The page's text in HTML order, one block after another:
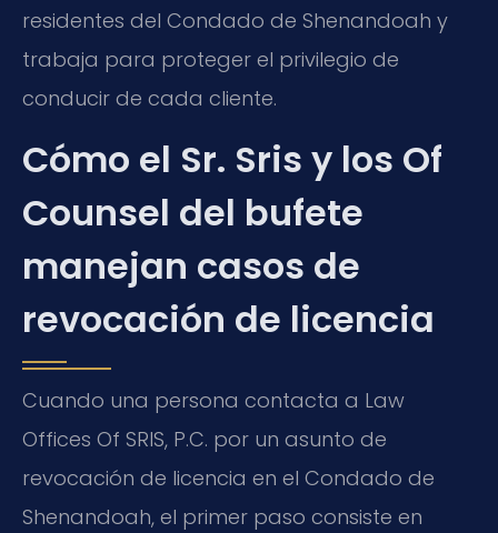
residentes del Condado de Shenandoah y
trabaja para proteger el privilegio de
conducir de cada cliente.
Cómo el Sr. Sris y los Of
Counsel del bufete
manejan casos de
revocación de licencia
Cuando una persona contacta a Law
Offices Of SRIS, P.C. por un asunto de
revocación de licencia en el Condado de
Shenandoah, el primer paso consiste en